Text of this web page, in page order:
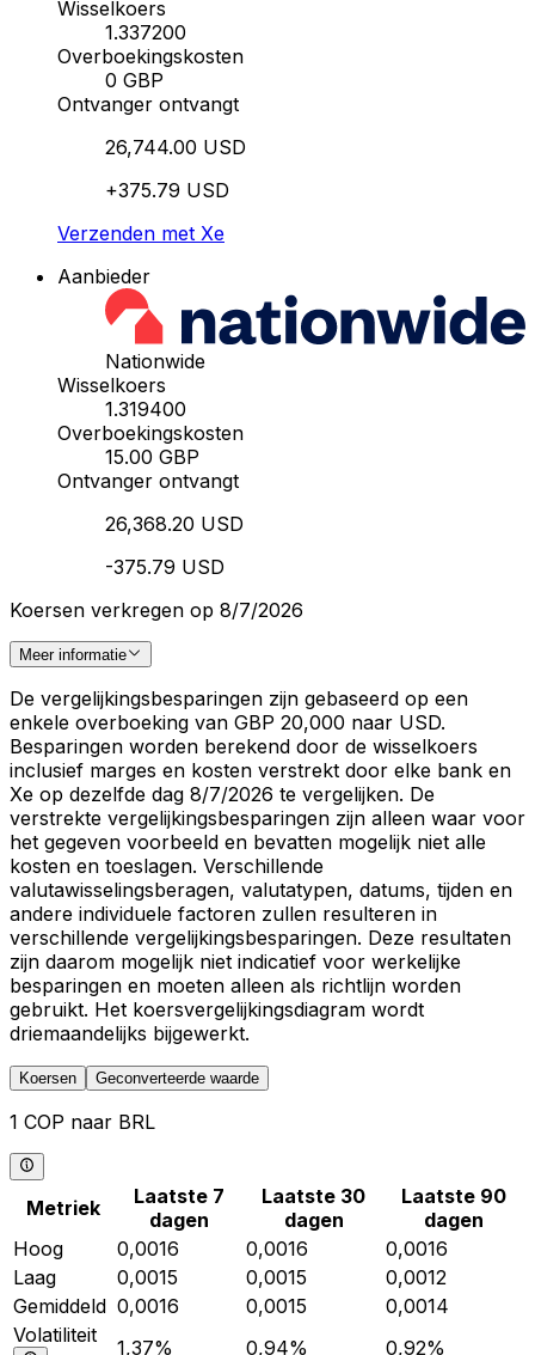
Wisselkoers
1.337200
Overboekingskosten
0 GBP
Ontvanger ontvangt
26,744.00 USD
+375.79 USD
Verzenden met Xe
Aanbieder
Nationwide
Wisselkoers
1.319400
Overboekingskosten
15.00 GBP
Ontvanger ontvangt
26,368.20 USD
-375.79 USD
Koersen verkregen op 8/7/2026
Meer informatie
De vergelijkingsbesparingen zijn gebaseerd op een
enkele overboeking van GBP 20,000 naar USD.
Besparingen worden berekend door de wisselkoers
inclusief marges en kosten verstrekt door elke bank en
Xe op dezelfde dag 8/7/2026 te vergelijken. De
verstrekte vergelijkingsbesparingen zijn alleen waar voor
het gegeven voorbeeld en bevatten mogelijk niet alle
kosten en toeslagen. Verschillende
valutawisselingsberagen, valutatypen, datums, tijden en
andere individuele factoren zullen resulteren in
verschillende vergelijkingsbesparingen. Deze resultaten
zijn daarom mogelijk niet indicatief voor werkelijke
besparingen en moeten alleen als richtlijn worden
gebruikt. Het koersvergelijkingsdiagram wordt
driemaandelijks bijgewerkt.
Koersen Geconverteerde waarde
1 COP naar BRL
Metriek
Laatste 7
dagen
Laatste 30
dagen
Laatste 90
dagen
Hoog
0,0016 0,0016
0,0016
Laag
0,0015 0,0015
0,0012
Gemiddeld 0,0016 0,0015
0,0014
Volatiliteit
1,37% 0,94% 0,92%